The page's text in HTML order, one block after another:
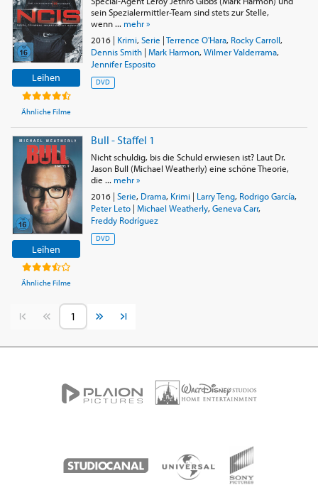
Leihen
Ähnliche Filme
sein Spezialermittler-Team sind stets zur Stelle,
wenn ... mehr »
2016| Krimi, Serie |Terrence O'Hara, Rocky Carroll,
Dennis Smith| Mark Harmon, Wilmer Valderrama,
Jennifer Esposito
DVD
Leihen
Ähnliche Filme
Bull - Staffel 1
Nicht schuldig, bis die Schuld erwiesen ist? Laut Dr.
Jason Bull (Michael Weatherly) eine schöne Theorie,
die ... mehr »
2016| Serie, Drama, Krimi| Larry Teng, Rodrigo García,
Peter Leto| Michael Weatherly, Geneva Carr,
Freddy Rodríguez
DVD
Vorherige SeiteNächste Seite